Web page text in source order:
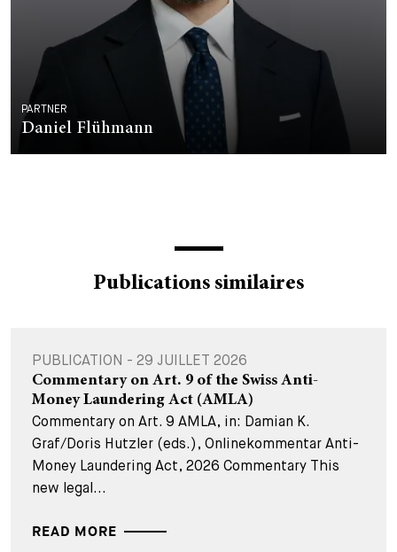
PARTNER
Daniel Flühmann
Publications similaires
PUBLICATION - 29 JUILLET 2026
Commentary on Art. 9 of the Swiss Anti-
Money Laundering Act (AMLA)
Commentary on Art. 9 AMLA, in: Damian K.
Graf/Doris Hutzler (eds.), Onlinekommentar Anti-
Money Laundering Act, 2026 Commentary This
new legal...
READ MORE